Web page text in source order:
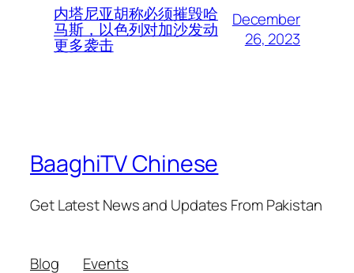
内塔尼亚胡称必须摧毁哈
马斯，以色列对加沙发动
更多袭击
December
26, 2023
BaaghiTV Chinese
Get Latest News and Updates From Pakistan
Blog
Events